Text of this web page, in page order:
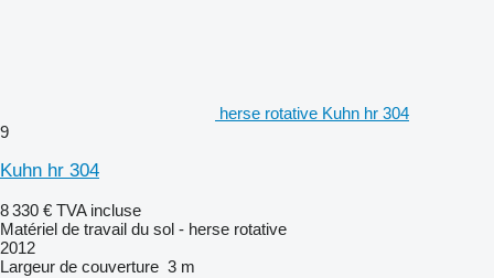
herse rotative Kuhn hr 304
9
Kuhn hr 304
8 330 € TVA incluse
Matériel de travail du sol - herse rotative
2012
Largeur de couverture 3 m